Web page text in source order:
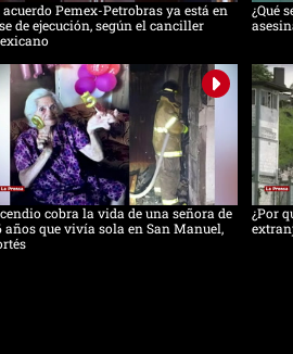
acuerdo Pemex-Petrobras ya está en
de ejecución, según el canciller
¿Qué
cobra la vida de una señora de
años que vivía sola en San Manuel,
¿Por